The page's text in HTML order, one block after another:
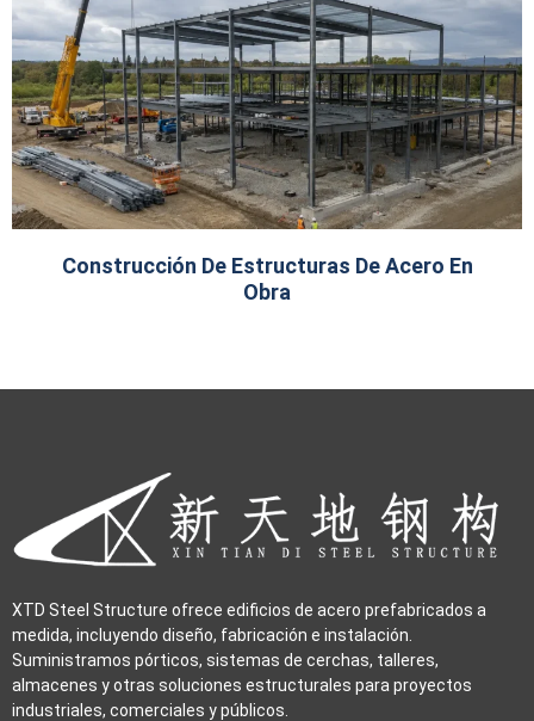
Construcción De Estructuras De Acero En
Obra
XTD Steel Structure ofrece edificios de acero prefabricados a
medida, incluyendo diseño, fabricación e instalación.
Suministramos pórticos, sistemas de cerchas, talleres,
almacenes y otras soluciones estructurales para proyectos
industriales, comerciales y públicos.